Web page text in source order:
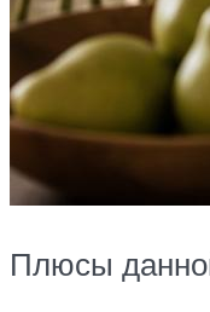
Плюсы